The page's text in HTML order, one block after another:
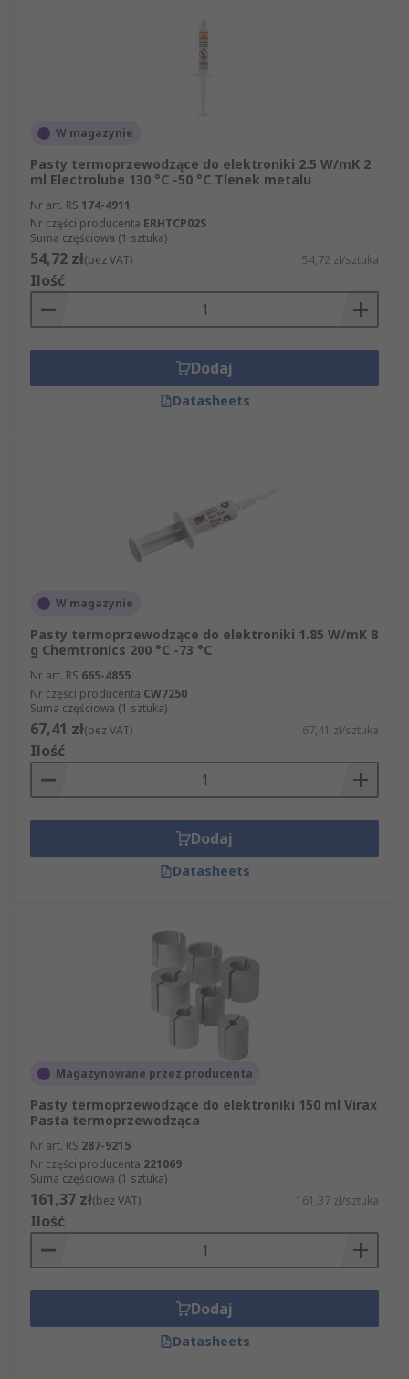
W magazynie
Pasty termoprzewodzące do elektroniki 2.5 W/mK 2
ml Electrolube 130 °C -50 °C Tlenek metalu
Nr art. RS 174-4911
Nr części producenta ERHTCP02S
Suma częściowa (1 sztuka)
54,72 zł(bez VAT) 54,72 zł/sztuka
Ilość
Dodaj
Datasheets
W magazynie
Pasty termoprzewodzące do elektroniki 1.85 W/mK 8
g Chemtronics 200 °C -73 °C
Nr art. RS 665-4855
Nr części producenta CW7250
Suma częściowa (1 sztuka)
67,41 zł(bez VAT) 67,41 zł/sztuka
Ilość
Dodaj
Datasheets
Magazynowane przez producenta
Pasty termoprzewodzące do elektroniki 150 ml Virax
Pasta termoprzewodząca
Nr art. RS 287-9215
Nr części producenta 221069
Suma częściowa (1 sztuka)
161,37 zł(bez VAT) 161,37 zł/sztuka
Ilość
Dodaj
Datasheets